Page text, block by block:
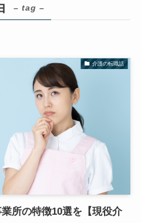
– tag –
介護の転職話
所の特徴10選を【現役介